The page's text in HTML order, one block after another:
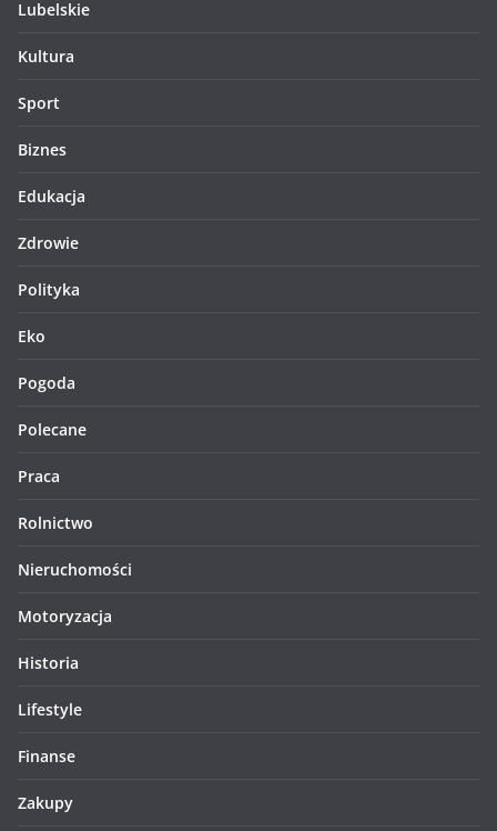
Lubelskie
Kultura
Sport
Biznes
Edukacja
Zdrowie
Polityka
Eko
Pogoda
Polecane
Praca
Rolnictwo
Nieruchomości
Motoryzacja
Historia
Lifestyle
Finanse
Zakupy